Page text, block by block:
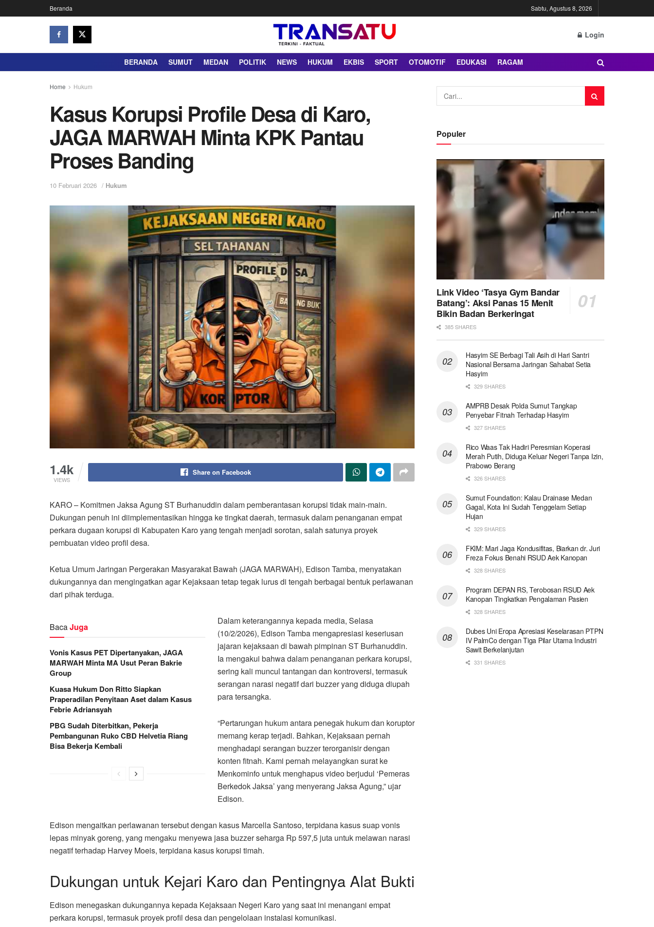
Beranda Sabtu, Agustus 8, 2026
Login
BERANDA SUMUT MEDAN POLITIK NEWS HUKUM EKBIS SPORT OTOMOTIF EDUKASI RAGAM
Home Hukum
Kasus Korupsi Profile Desa di Karo,
JAGA MARWAH Minta KPK Pantau
Proses Banding
10 Februari 2026 / Hukum
1.4k
VIEWS
Share on Facebook
KARO – Komitmen Jaksa Agung ST Burhanuddin dalam pemberantasan korupsi tidak main-main.
Dukungan penuh ini diimplementasikan hingga ke tingkat daerah, termasuk dalam penanganan empat
perkara dugaan korupsi di Kabupaten Karo yang tengah menjadi sorotan, salah satunya proyek
pembuatan video profil desa.
Ketua Umum Jaringan Pergerakan Masyarakat Bawah (JAGA MARWAH), Edison Tamba, menyatakan
dukungannya dan mengingatkan agar Kejaksaan tetap tegak lurus di tengah berbagai bentuk perlawanan
dari pihak terduga.
BacaJuga
Vonis Kasus PET Dipertanyakan, JAGA
MARWAH Minta MA Usut Peran Bakrie
Group
Kuasa Hukum Don Ritto Siapkan
Praperadilan Penyitaan Aset dalam Kasus
Febrie Adriansyah
PBG Sudah Diterbitkan, Pekerja
Pembangunan Ruko CBD Helvetia Riang
Bisa Bekerja Kembali
Dalam keterangannya kepada media, Selasa
(10/2/2026), Edison Tamba mengapresiasi keseriusan
jajaran kejaksaan di bawah pimpinan ST Burhanuddin.
Ia mengakui bahwa dalam penanganan perkara korupsi,
sering kali muncul tantangan dan kontroversi, termasuk
serangan narasi negatif dari buzzer yang diduga diupah
para tersangka.
“Pertarungan hukum antara penegak hukum dan koruptor
memang kerap terjadi. Bahkan, Kejaksaan pernah
menghadapi serangan buzzer terorganisir dengan
konten fitnah. Kami pernah melayangkan surat ke
Menkominfo untuk menghapus video berjudul ‘Pemeras
Berkedok Jaksa’ yang menyerang Jaksa Agung,” ujar
Edison.
Edison mengaitkan perlawanan tersebut dengan kasus Marcella Santoso, terpidana kasus suap vonis
lepas minyak goreng, yang mengaku menyewa jasa buzzer seharga Rp 597,5 juta untuk melawan narasi
negatif terhadap Harvey Moeis, terpidana kasus korupsi timah.
Dukungan untuk Kejari Karo dan Pentingnya Alat Bukti
Edison menegaskan dukungannya kepada Kejaksaan Negeri Karo yang saat ini menangani empat
perkara korupsi, termasuk proyek profil desa dan pengelolaan instalasi komunikasi.
Populer
Link Video ‘Tasya Gym Bandar
Batang’: Aksi Panas 15 Menit
Bikin Badan Berkeringat
385 SHARES
Hasyim SE Berbagi Tali Asih di Hari Santri
Nasional Bersama Jaringan Sahabat Setia
Hasyim
329 SHARES
AMPRB Desak Polda Sumut Tangkap
Penyebar Fitnah Terhadap Hasyim
327 SHARES
Rico Waas Tak Hadiri Peresmian Koperasi
Merah Putih, Diduga Keluar Negeri Tanpa Izin,
Prabowo Berang
326 SHARES
Sumut Foundation: Kalau Drainase Medan
Gagal, Kota Ini Sudah Tenggelam Setiap
Hujan
329 SHARES
FKIM: Mari Jaga Kondusifitas, Biarkan dr. Juri
Freza Fokus Benahi RSUD Aek Kanopan
328 SHARES
Program DEPAN RS, Terobosan RSUD Aek
Kanopan Tingkatkan Pengalaman Pasien
328 SHARES
Dubes Uni Eropa Apresiasi Keselarasan PTPN
IV PalmCo dengan Tiga Pilar Utama Industri
Sawit Berkelanjutan
331 SHARES